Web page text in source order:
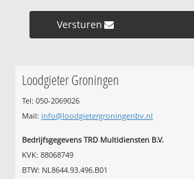
Versturen »
Loodgieter Groningen
Tel: 050-2069026
Mail: info@loodgietergroningenbv.nl
Bedrijfsgegevens TRD Multidiensten B.V.
KVK: 88068749
BTW: NL8644.93.496.B01